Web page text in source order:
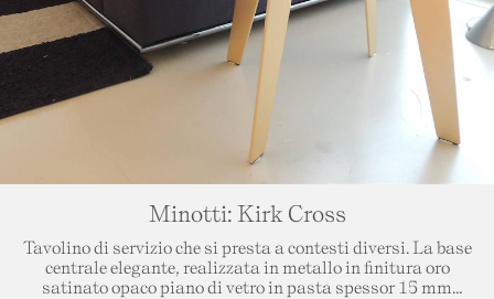
Messaggio *
Minotti: Kirk Cross
Tavolino di servizio che si presta a contesti diversi. La base
centrale elegante, realizzata in metallo in finitura oro
satinato opaco piano di vetro in pasta spessor 15 mm